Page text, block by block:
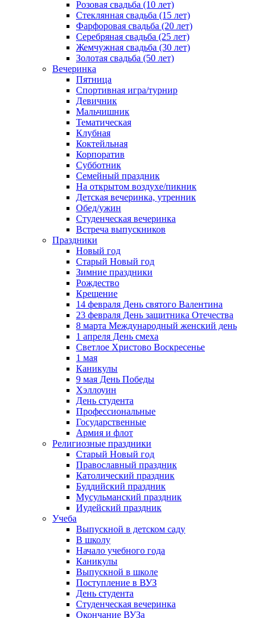
Розовая свадьба (10 лет)
Стеклянная свадьба (15 лет)
Фарфоровая свадьба (20 лет)
Серебряная свадьба (25 лет)
Жемчужная свадьба (30 лет)
Золотая свадьба (50 лет)
Вечеринка
Пятница
Спортивная игра/турнир
Девичник
Мальчишник
Тематическая
Клубная
Коктейльная
Корпоратив
Субботник
Семейный праздник
На открытом воздухе/пикник
Детская вечеринка, утренник
Обед/ужин
Студенческая вечеринка
Встреча выпускников
Праздники
Новый год
Старый Новый год
Зимние праздники
Рождество
Крещение
14 февраля День святого Валентина
23 февраля День защитника Отечества
8 марта Международный женский день
1 апреля День смеха
Светлое Христово Воскресенье
1 мая
Каникулы
9 мая День Победы
Хэллоуин
День студента
Профессиональные
Государственные
Армия и флот
Религиозные праздники
Старый Новый год
Православный праздник
Католический праздник
Буддийский праздник
Мусульманский праздник
Иудейский праздник
Учеба
Выпускной в детском саду
В школу
Начало учебного года
Каникулы
Выпускной в школе
Поступление в ВУЗ
День студента
Студенческая вечеринка
Окончание ВУЗа